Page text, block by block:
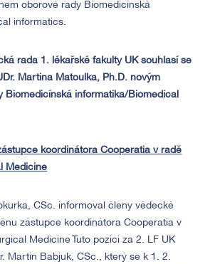
oborové rady Biomedicínská
informatics.
rada 1. lékařské fakulty UK souhlasí se
Martina Matoulka, Ph.D. novým
Biomedicínská informatika/Biomedical
koordinátora Cooperatia v radě
Medicine
CSc. informoval členy vědecké
zástupce koordinátora Cooperatia v
Medicine Tuto pozici za 2. LF UK
Martin Babjuk, CSc., který se k 1. 2.